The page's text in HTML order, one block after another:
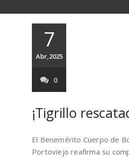
7
Abr,2025
0
¡Tigrillo
El Benemérito Cuerpo de
Portoviejo reafirma su